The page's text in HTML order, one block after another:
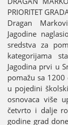
PRIORITET
Dragan
Јagodine
sredstva za
kategoriјama
Јagodina prvi u
pomažu sa 1200
u poјedini
osnovaca više
četvrto i dalje
godine grad